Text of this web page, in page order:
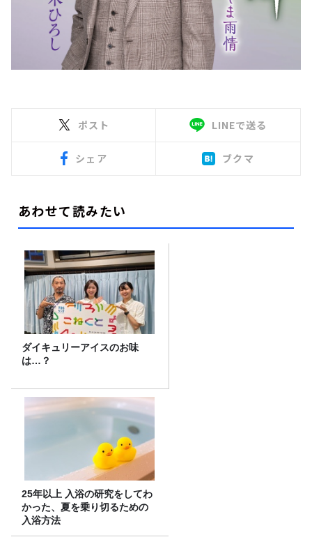
ポスト LINEで送る
シェア ブクマ
あわせて読みたい
ダイキュリーアイスのお味
は…？
25年以上 入浴の研究をしてわ
かった、夏を乗り切るための
入浴方法